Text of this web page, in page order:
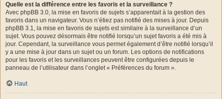
Quelle est la différence entre les favoris et la surveillance ?
Avec phpBB 3.0, la mise en favoris de sujets s’apparentait à la gestion des
favoris dans un navigateur. Vous n’étiez pas notifié des mises à jour. Depuis
phpBB 3.1, la mise en favoris de sujets est similaire à la surveillance d’un
sujet. Vous pouvez désormais être notifié lorsqu’un sujet favoris a été mis à
jour. Cependant, la surveillance vous permet également d’être notifié lorsqu’il
y a une mise à jour dans un sujet ou un forum. Les options de notifications
pour les favoris et les surveillances peuvent être configurées depuis le
panneau de l’utilisateur dans l’onglet « Préférences du forum ».
Haut